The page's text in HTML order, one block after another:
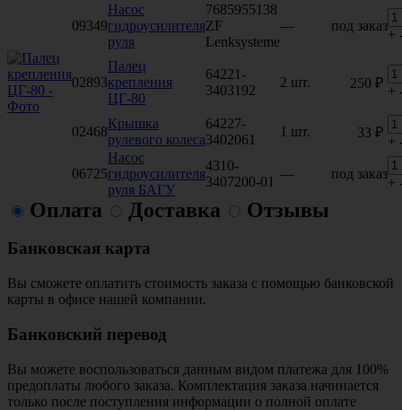
09349
Насос
гидроусилителя
руля
7685955138
ZF
Lenksysteme
— под заказ
+
02893
Палец
крепления
ЦГ-80
64221-
3403192
2 шт. 250 ₽
+
02468
Крышка
рулевого колеса
64227-
3402061
1 шт. 33 ₽
+
06725
Насос
гидроусилителя
руля БАГУ
4310-
3407200-01
— под заказ
+
Оплата Доставка Отзывы
Банковская карта
Вы сможете оплатить стоимость заказа с помощью банковской
карты в офисе нашей компании.
Банковский перевод
Вы можете воспользоваться данным видом платежа для 100%
предоплаты любого заказа. Комплектация заказа начинается
только после поступления информации о полной оплате